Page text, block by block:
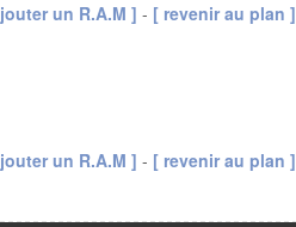
un R.A.M ] - [ revenir au plan ]
un R.A.M ] - [ revenir au plan ]